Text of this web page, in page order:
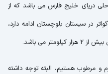
دریای خلیج فارس می باشد که از
در سیستان بلوچستان ادامه دارد،
می باشد.
و مرطوب هستیم، البته توجه داشته